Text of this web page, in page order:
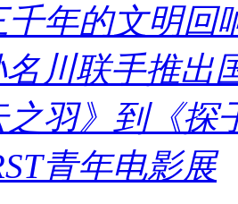
年的文明回
名川联手推出
之羽》到《探
青年电影展